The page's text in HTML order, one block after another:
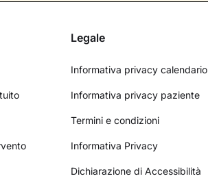
Legale
Informativa privacy calendario
Informativa privacy paziente
Termini e condizioni
Informativa Privacy
Dichiarazione di Accessibilità